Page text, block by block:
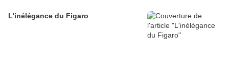
L'inélégance du Figaro